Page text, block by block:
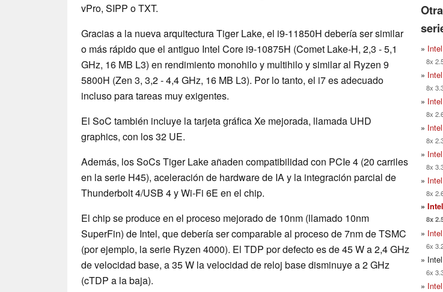
vPro, SIPP o TXT.
Gracias a la nueva arquitectura Tiger Lake, el i9-11850H debería ser similar
o más rápido que el antiguo Intel Core i9-10875H (Comet Lake-H, 2,3 - 5,1
GHz, 16 MB L3) en rendimiento monohilo y multihilo y similar al Ryzen 9
5800H (Zen 3, 3,2 - 4,4 GHz, 16 MB L3). Por lo tanto, el i7 es adecuado
incluso para tareas muy exigentes.
El SoC también incluye la tarjeta gráfica Xe mejorada, llamada UHD
graphics, con los 32 UE.
Además, los SoCs Tiger Lake añaden compatibilidad con PCIe 4 (20 carriles
en la serie H45), aceleración de hardware de IA y la integración parcial de
Thunderbolt 4/USB 4 y Wi-Fi 6E en el chip.
El chip se produce en el proceso mejorado de 10nm (llamado 10nm
SuperFin) de Intel, que debería ser comparable al proceso de 7nm de TSMC
(por ejemplo, la serie Ryzen 4000). El TDP por defecto es de 45 W a 2,4 GHz
de velocidad base, a 35 W la velocidad de reloj base disminuye a 2 GHz
(cTDP a la baja).
»
8x
»
8x
»
8x
»
8x
»
8x
»
8x
»
8x
»
6x
»
6x
»